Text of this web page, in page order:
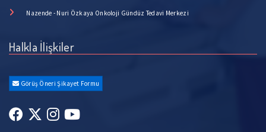
Nazende - Nuri Özkaya Onkoloji Gündüz Tedavi Merkezi
Halkla İlişkiler
Görüş Öneri Şikayet Formu